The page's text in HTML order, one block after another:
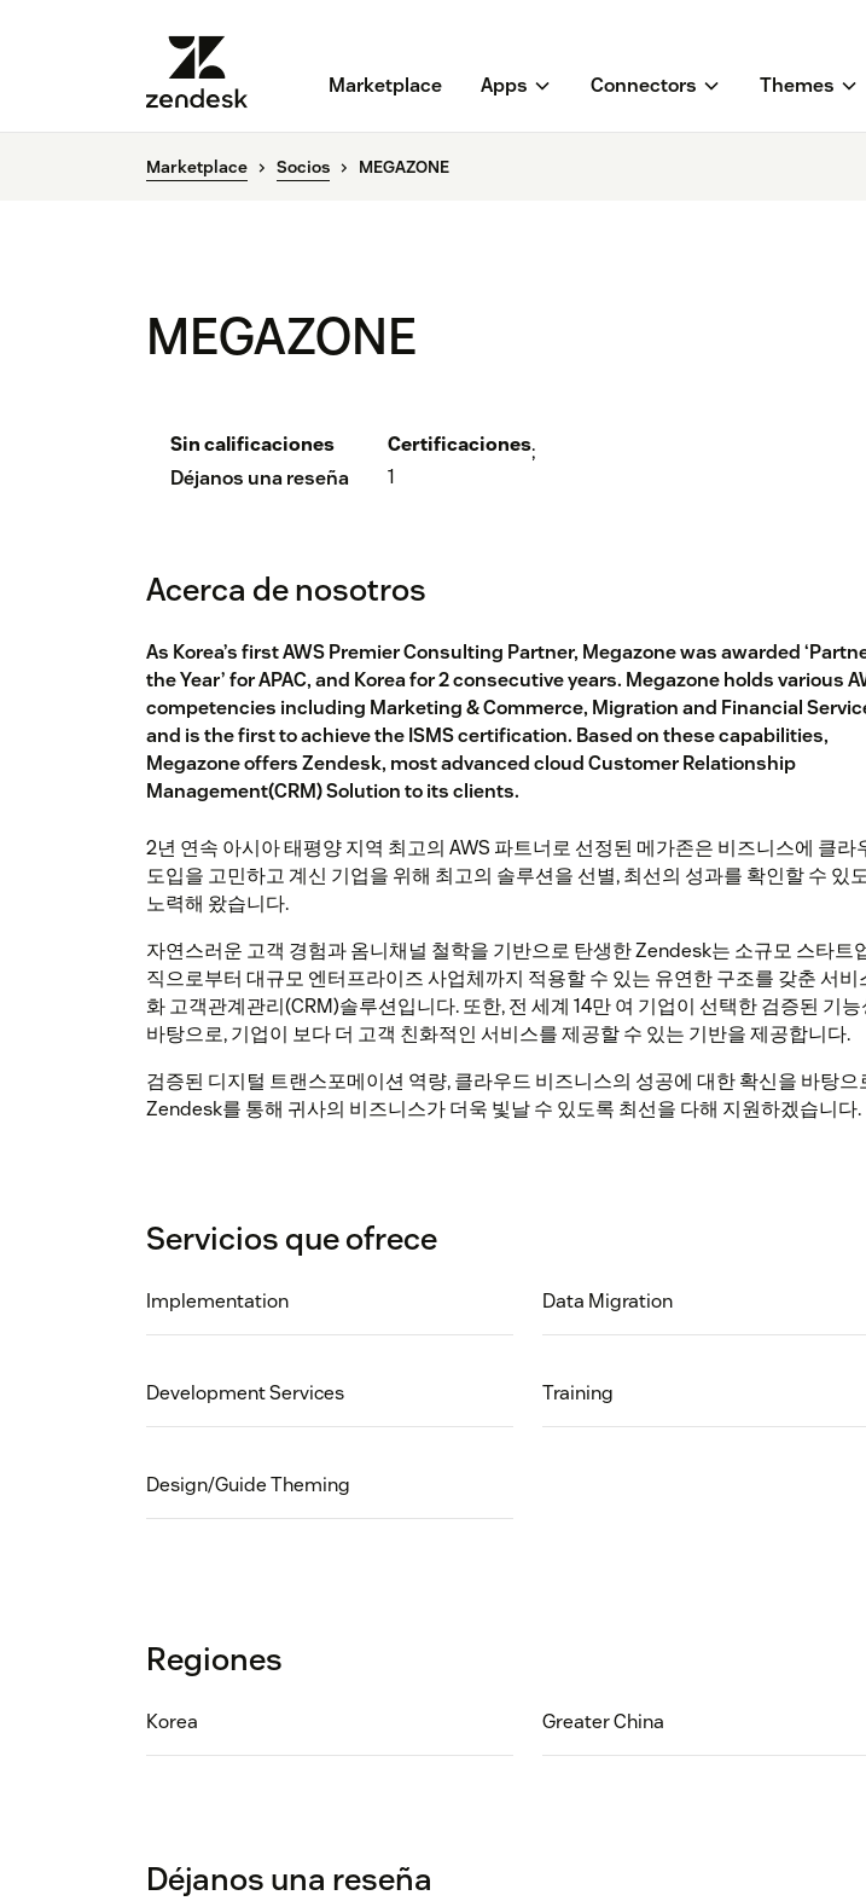
Marketplace Apps Connectors Themes
Marketplace Socios MEGAZONE
MEGAZONE
Sin calificaciones
Déjanos una reseña
Certificaciones
1
;
Acerca de nosotros
As Korea’s first AWS Premier Consulting Partner, Megazone was awarded
the Year’ for APAC, and Korea for 2 consecutive years. Megazone holds various
competencies including Marketing & Commerce, Migration and Financial
and is the first to achieve the ISMS certification. Based on these capabilities,
Megazone offers Zendesk, most advanced cloud Customer Relationship
Management(CRM) Solution to its clients.
2년 연속 아시아 태평양 지역 최고의 AWS 파트너로 선정된 메가존은 비즈니스에 클라
도입을 고민하고 계신 기업을 위해 최고의 솔루션을 선별, 최선의 성과를 확인할 수 있
노력해 왔습니다.
자연스러운 고객 경험과 옴니채널 철학을 기반으로 탄생한 Zendesk는 소규모 스타트
직으로부터 대규모 엔터프라이즈 사업체까지 적용할 수 있는 유연한 구조를 갖춘 서비
화 고객관계관리(CRM)솔루션입니다. 또한, 전 세계 14만 여 기업이 선택한 검증된 기
바탕으로, 기업이 보다 더 고객 친화적인 서비스를 제공할 수 있는 기반을 제공합니다.
검증된 디지털 트랜스포메이션 역량, 클라우드 비즈니스의 성공에 대한 확신을 바탕으
Zendesk를 통해 귀사의 비즈니스가 더욱 빛날 수 있도록 최선을 다해 지원하겠습니다.
Servicios que ofrece
Implementation Data Migration
Development Services Training
Design/Guide Theming
Regiones
Korea Greater China
Déjanos una reseña